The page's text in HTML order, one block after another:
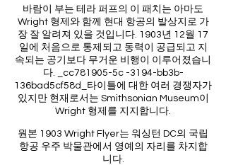
바람이 부는 테라 퍼프의 이 패치는 아마도
Wright 형제와 함께 현대 항공의 발상지로 가
장 잘 알려져 있을 것입니다. 1903년 12월 17
일에 처음으로 통제되고 동력이 공급되고 지
속되는 공기보다 무거운 비행이 이루어졌습니
다. _cc781905-5c -3194-bb3b-
136bad5cf58d_타이틀에 대한 여러 경쟁자가
있지만 현재로서는 Smithsonian Museum이
Wright 형제를 지지합니다.
원본 1903 Wright Flyer는 워싱턴 DC의 국립
항공 우주 박물관에서 영예의 자리를 차지합
니다.